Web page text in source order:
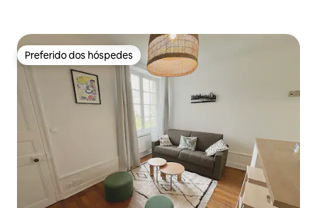
Preferido dos hóspedes
Preferido dos hóspedes